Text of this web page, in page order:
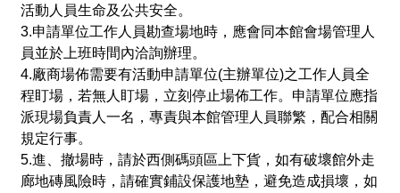
活動人員生命及公共安全。
3.申請單位工作人員勘查場地時，應會同本館會場管理人
員並於上班時間內洽詢辦理。
4.廠商場佈需要有活動申請單位(主辦單位)之工作人員全
程盯場，若無人盯場，立刻停止場佈工作。申請單位應指
派現場負責人一名，專責與本館管理人員聯繁，配合相關
規定行事。
5.進、撤場時，請於西側碼頭區上下貨，如有破壞館外走
廊地磚風險時，請確實鋪設保護地墊，避免造成損壞，如